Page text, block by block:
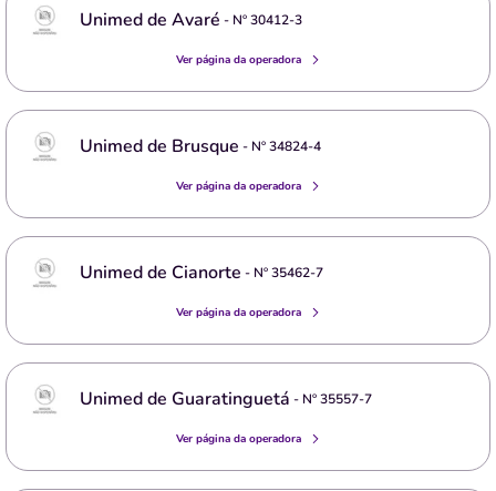
Unimed de Avaré - Nº30412-3
Ver página da operadora
Unimed de Brusque - Nº34824-4
Ver página da operadora
Unimed de Cianorte - Nº35462-7
Ver página da operadora
Unimed de Guaratinguetá - Nº35557-7
Ver página da operadora